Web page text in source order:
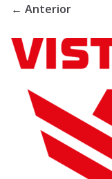
← Anterior